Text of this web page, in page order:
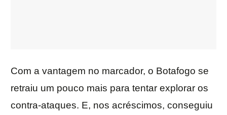
Com a vantagem no marcador, o Botafogo se
retraiu um pouco mais para tentar explorar os
contra-ataques. E, nos acréscimos, conseguiu